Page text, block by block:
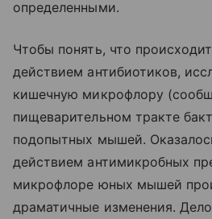
определенными.
Чтобы понять, что
действием антибиотиков,
кишечную микрофлору
пищеварительном тракте
подопытных мышей.
действием антимикробных
микрофлоре юных мышей
драматичные изменения.